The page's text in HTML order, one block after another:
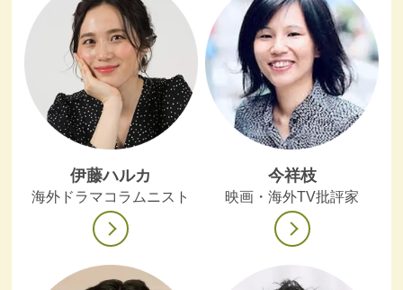
伊藤ハルカ
海外ドラマコラムニスト
今祥枝
映画・海外TV批評家